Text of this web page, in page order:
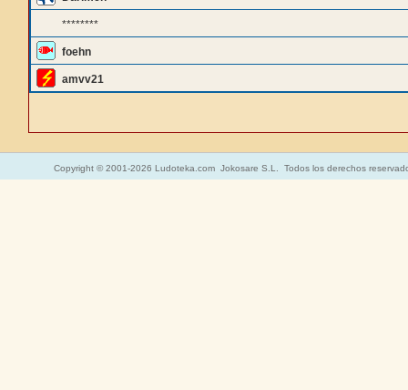
********
foehn
amvv21
Copyright © 2001-2026 Ludoteka.com Jokosare S.L. Todos los derechos